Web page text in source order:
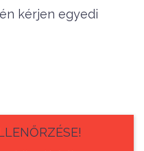
kérjen egyedi